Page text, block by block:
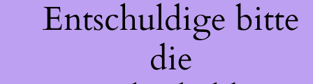
Entschuldige bitte
die